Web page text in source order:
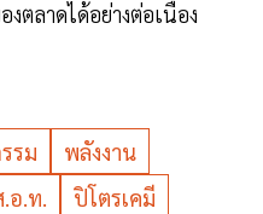
งตลาดได้อย่างต่อเนื่อง
รม
พลังงาน
อ.ท.
ปิโตรเคมี